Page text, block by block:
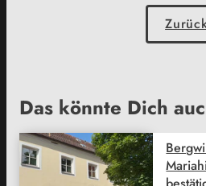
Das könnte Dich